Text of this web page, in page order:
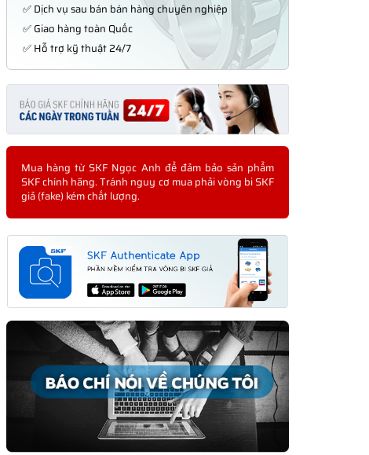
✅ Dịch vụ sau bán bán hàng chuyên nghiệp
✅ Giao hàng toàn Quốc
✅ Hỗ trợ kỹ thuật 24/7
Mua hàng từ SKF Ngọc Anh để đảm bảo sản phẩm
SKF chính hãng. Tránh nguy cơ mua phải vòng bi SKF
giả (fake) kém chất lượng.